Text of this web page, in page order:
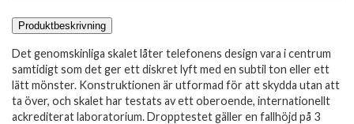
Produktbeskrivning
Det genomskinliga skalet låter telefonens design vara i centrum
samtidigt som det ger ett diskret lyft med en subtil ton eller ett
lätt mönster. Konstruktionen är utformad för att skydda utan att
ta över, och skalet har testats av ett oberoende, internationellt
ackrediterat laboratorium. Dropptestet gäller en fallhöjd på 3